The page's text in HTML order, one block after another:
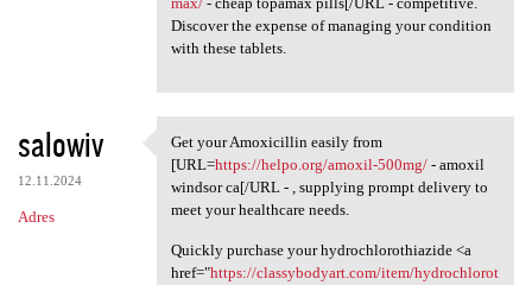
Discover the expense of managing your condition
with these tablets.
salowiv
12.11.2024
Adres
Get your Amoxicillin easily
Get your Amoxicillin easily from
[URL=https://helpo.org/amoxil-500mg/- amoxil
windsor ca[/URL - , supplying prompt delivery to
meet your healthcare needs.
Quickly purchase your hydrochlorothiazide <a
href="https://classybodyart.com/item/hydrochlorot